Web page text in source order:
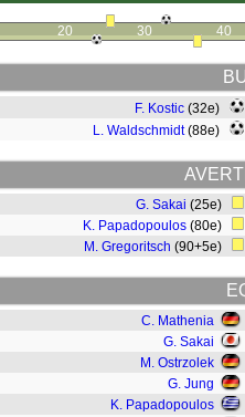
20 30 40
F. Kostic (32e)
L. Waldschmidt(88e)
G. Sakai (25e)
K. Papadopoulos (80e)
M. Gregoritsch (90+5e)
C. Mathenia
G. Sakai
M. Ostrzolek
G. Jung
K. Papadopoulos